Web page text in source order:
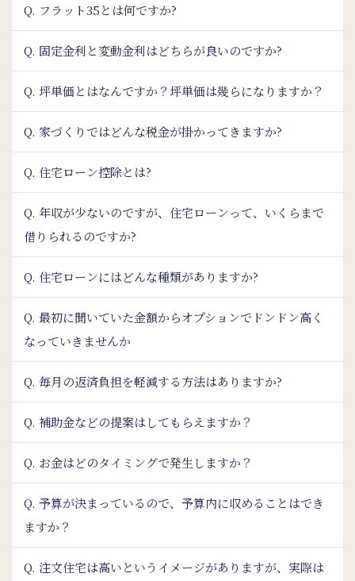
Q. フラット35とは何ですか?
Q. 固定金利と変動金利はどちらが良いのですか?
Q. 坪単価とはなんですか？坪単価は幾らになりますか？
Q. 家づくりではどんな税金が掛かってきますか?
Q. 住宅ローン控除とは?
Q. 年収が少ないのですが、住宅ローンって、いくらまで
借りられるのですか?
Q. 住宅ローンにはどんな種類がありますか?
Q. 最初に聞いていた金額からオプションでドンドン高く
なっていきませんか
Q. 毎月の返済負担を軽減する方法はありますか?
Q. 補助金などの提案はしてもらえますか？
Q. お金はどのタイミングで発生しますか？
Q. 予算が決まっているので、予算内に収めることはでき
ますか？
Q. 注文住宅は高いというイメージがありますが、実際は